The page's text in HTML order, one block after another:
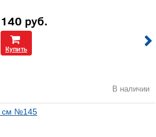
140 руб.
Купить
В наличии
см №145